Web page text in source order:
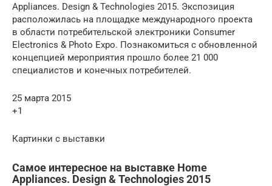
Appliances. Design & Technologies 2015. Экспозиция
расположилась на площадке международного проекта
в области потребительской электроники Consumer
Electronics & Photo Expo. Познакомиться с обновленной
концепцией мероприятия прошло более 21 000
специалистов и конечных потребителей.
25 марта 2015
+1
Картинки с выставки
Самое интересное на выставке Home
Appliances. Design & Technologies 2015